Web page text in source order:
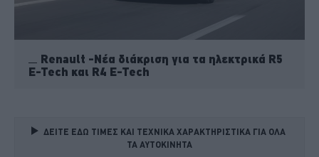
Renault -Νέα διάκριση για τα ηλεκτρικά R5
E-Tech και R4 E-Tech
ΔΕΙΤΕ ΕΔΩ ΤΙΜΕΣ ΚΑΙ ΤΕΧΝΙΚΑ ΧΑΡΑΚΤΗΡΙΣΤΙΚΑ ΓΙΑ ΟΛΑ
ΤΑ ΑΥΤΟΚΙΝΗΤΑ